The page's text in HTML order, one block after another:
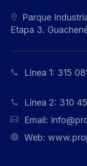
Parque
Etapa 3.
Línea 1: 315
Línea 2: 310
Email:
Web: